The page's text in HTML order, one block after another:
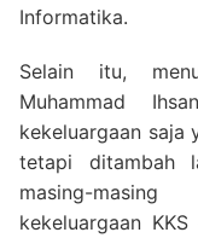
Informatika.
Selain itu,
Muhammad
kekeluargaan saja
tetapi ditambah
masing-
kekeluargaan